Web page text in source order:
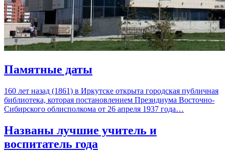
Памятные даты
160 лет назад (1861) в Иркутске открыта городская публичная
библиотека, которая постановлением Президиума Восточно-
Сибирского облисполкома от 26 апреля 1937 года…
Названы лучшие учитель и
воспитатель года